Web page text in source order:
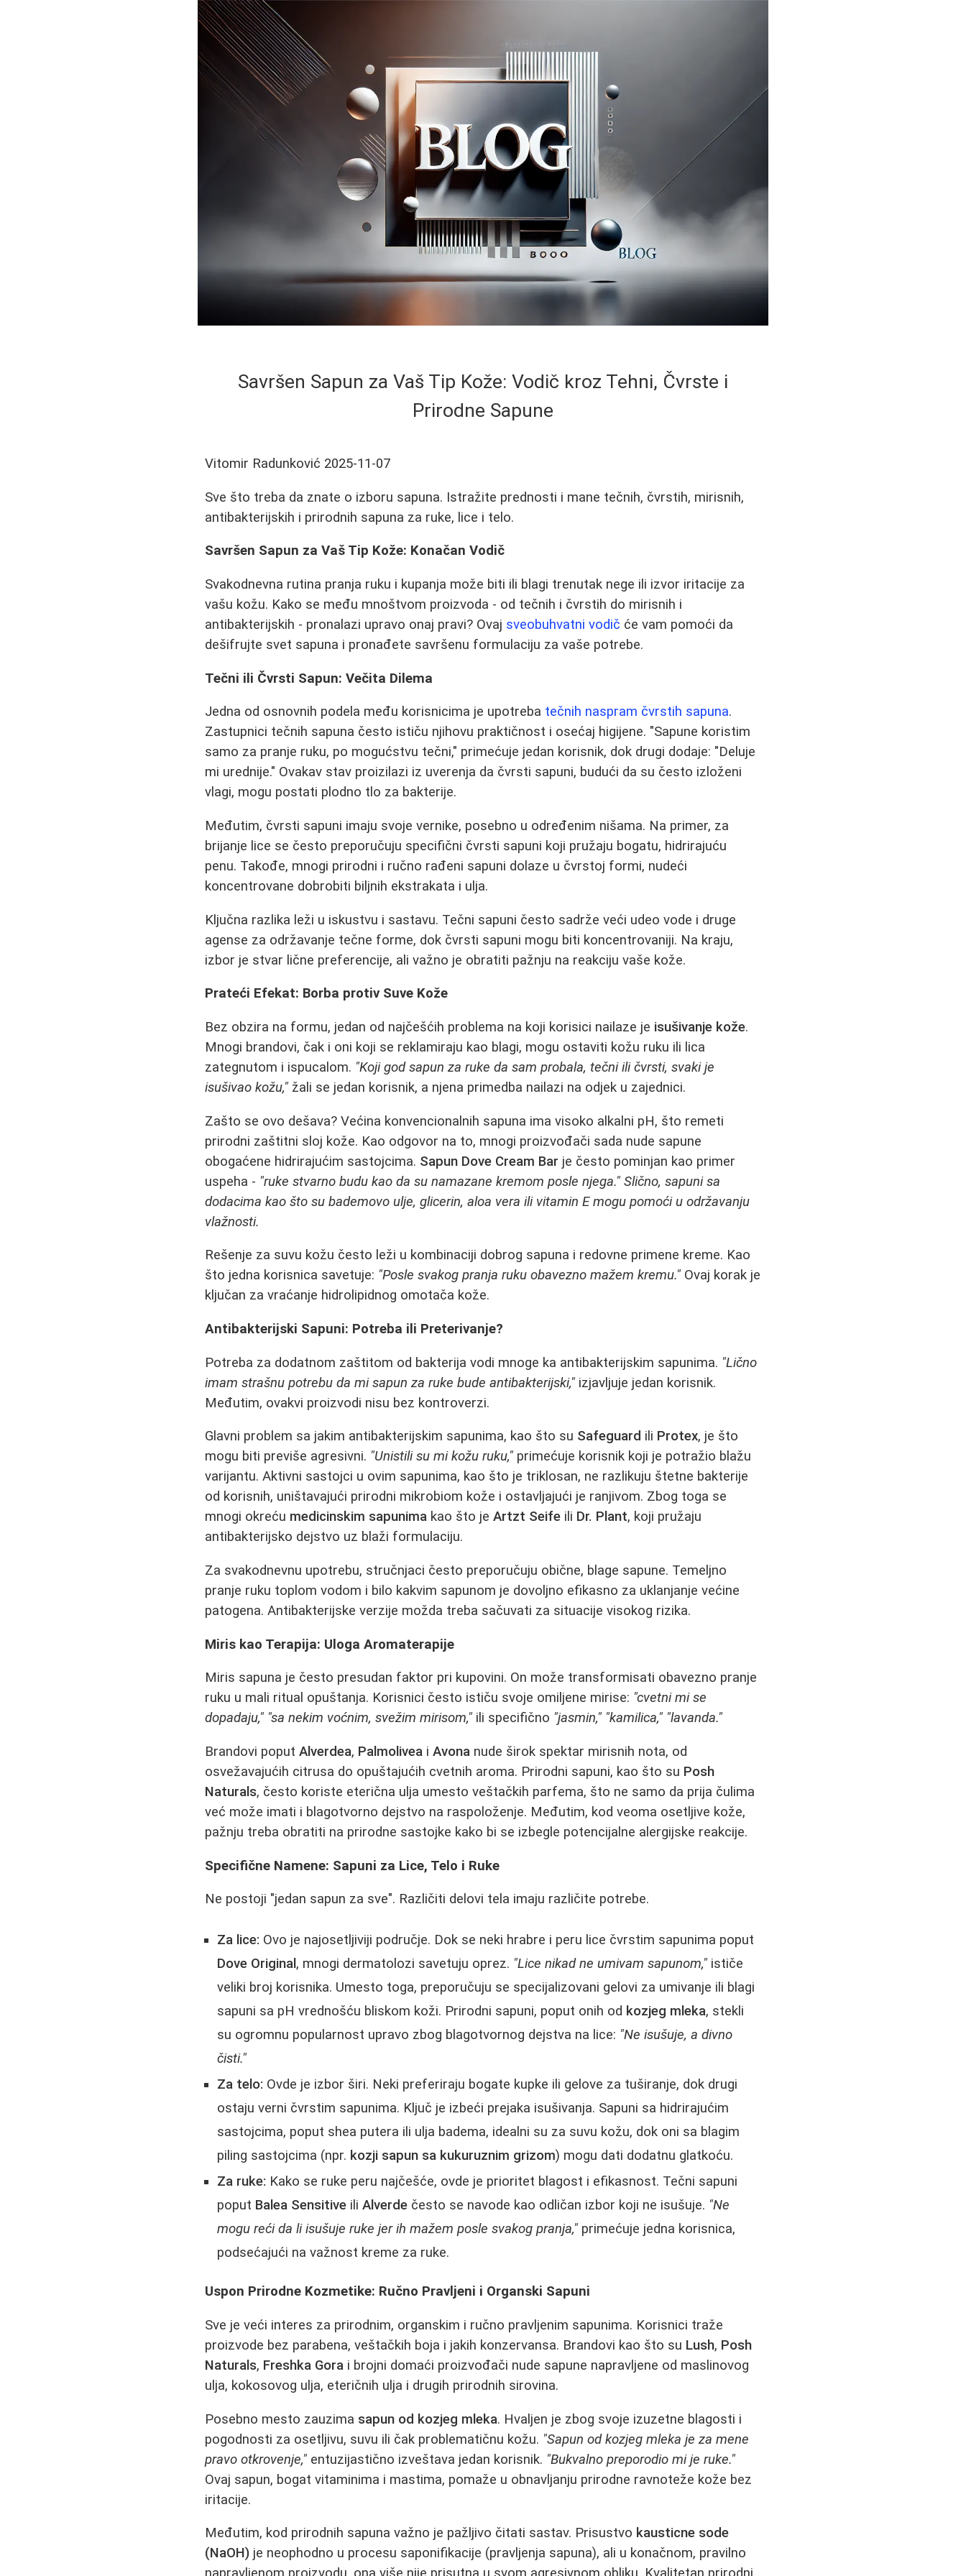
Savršen Sapun za Vaš Tip Kože: Vodič kroz Tehni, Čvrste i
Prirodne Sapune
Vitomir Radunković 2025-11-07
Sve što treba da znate o izboru sapuna. Istražite prednosti i mane tečnih, čvrstih, mirisnih,
antibakterijskih i prirodnih sapuna za ruke, lice i telo.
Savršen Sapun za Vaš Tip Kože: Konačan Vodič
Svakodnevna rutina pranja ruku i kupanja može biti ili blagi trenutak nege ili izvor iritacije za
vašu kožu. Kako se među mnoštvom proizvoda - od tečnih i čvrstih do mirisnih i
antibakterijskih - pronalazi upravo onaj pravi? Ovaj sveobuhvatni vodič će vam pomoći da
dešifrujte svet sapuna i pronađete savršenu formulaciju za vaše potrebe.
Tečni ili Čvrsti Sapun: Večita Dilema
Jedna od osnovnih podela među korisnicima je upotreba tečnih naspram čvrstih sapuna.
Zastupnici tečnih sapuna često ističu njihovu praktičnost i osećaj higijene. "Sapune koristim
samo za pranje ruku, po mogućstvu tečni," primećuje jedan korisnik, dok drugi dodaje: "Deluje
mi urednije." Ovakav stav proizilazi iz uverenja da čvrsti sapuni, budući da su često izloženi
vlagi, mogu postati plodno tlo za bakterije.
Međutim, čvrsti sapuni imaju svoje vernike, posebno u određenim nišama. Na primer, za
brijanje lice se često preporučuju specifični čvrsti sapuni koji pružaju bogatu, hidrirajuću
penu. Takođe, mnogi prirodni i ručno rađeni sapuni dolaze u čvrstoj formi, nudeći
koncentrovane dobrobiti biljnih ekstrakata i ulja.
Ključna razlika leži u iskustvu i sastavu. Tečni sapuni često sadrže veći udeo vode i druge
agense za održavanje tečne forme, dok čvrsti sapuni mogu biti koncentrovaniji. Na kraju,
izbor je stvar lične preferencije, ali važno je obratiti pažnju na reakciju vaše kože.
Prateći Efekat: Borba protiv Suve Kože
Bez obzira na formu, jedan od najčešćih problema na koji korisici nailaze je isušivanje kože.
Mnogi brandovi, čak i oni koji se reklamiraju kao blagi, mogu ostaviti kožu ruku ili lica
zategnutom i ispucalom. "Koji god sapun za ruke da sam probala, tečni ili čvrsti, svaki je
isušivao kožu," žali se jedan korisnik, a njena primedba nailazi na odjek u zajednici.
Zašto se ovo dešava? Većina konvencionalnih sapuna ima visoko alkalni pH, što remeti
prirodni zaštitni sloj kože. Kao odgovor na to, mnogi proizvođači sada nude sapune
obogaćene hidrirajućim sastojcima. Sapun Dove Cream Bar je često pominjan kao primer
uspeha - "ruke stvarno budu kao da su namazane kremom posle njega." Slično, sapuni sa
dodacima kao što su bademovo ulje, glicerin, aloa vera ili vitamin E mogu pomoći u održavanju
vlažnosti.
Rešenje za suvu kožu često leži u kombinaciji dobrog sapuna i redovne primene kreme. Kao
što jedna korisnica savetuje: "Posle svakog pranja ruku obavezno mažem kremu." Ovaj korak je
ključan za vraćanje hidrolipidnog omotača kože.
Antibakterijski Sapuni: Potreba ili Preterivanje?
Potreba za dodatnom zaštitom od bakterija vodi mnoge ka antibakterijskim sapunima. "Lično
imam strašnu potrebu da mi sapun za ruke bude antibakterijski," izjavljuje jedan korisnik.
Međutim, ovakvi proizvodi nisu bez kontroverzi.
Glavni problem sa jakim antibakterijskim sapunima, kao što su Safeguard ili Protex, je što
mogu biti previše agresivni. "Unistili su mi kožu ruku," primećuje korisnik koji je potražio blažu
varijantu. Aktivni sastojci u ovim sapunima, kao što je triklosan, ne razlikuju štetne bakterije
od korisnih, uništavajući prirodni mikrobiom kože i ostavljajući je ranjivom. Zbog toga se
mnogi okreću medicinskim sapunima kao što jeArtzt Seife ili Dr. Plant, koji pružaju
antibakterijsko dejstvo uz blaži formulaciju.
Za svakodnevnu upotrebu, stručnjaci često preporučuju obične, blage sapune. Temeljno
pranje ruku toplom vodom i bilo kakvim sapunom je dovoljno efikasno za uklanjanje većine
patogena. Antibakterijske verzije možda treba sačuvati za situacije visokog rizika.
Miris kao Terapija: Uloga Aromaterapije
Miris sapuna je često presudan faktor pri kupovini. On može transformisati obavezno pranje
ruku u mali ritual opuštanja. Korisnici često ističu svoje omiljene mirise: "cvetni mi se
dopadaju," "sa nekim voćnim, svežim mirisom," ili specifično "jasmin," "kamilica," "lavanda."
Brandovi poputAlverdea, Palmolivea iAvona nude širok spektar mirisnih nota, od
osvežavajućih citrusa do opuštajućih cvetnih aroma. Prirodni sapuni, kao što su Posh
Naturals, često koriste eterična ulja umesto veštačkih parfema, što ne samo da prija čulima
već može imati i blagotvorno dejstvo na raspoloženje. Međutim, kod veoma osetljive kože,
pažnju treba obratiti na prirodne sastojke kako bi se izbegle potencijalne alergijske reakcije.
Specifične Namene: Sapuni za Lice, Telo i Ruke
Ne postoji "jedan sapun za sve". Različiti delovi tela imaju različite potrebe.
Za lice: Ovo je najosetljiviji područje. Dok se neki hrabre i peru lice čvrstim sapunima poput
Dove Original , mnogi dermatolozi savetuju oprez. "Lice nikad ne umivam sapunom," ističe
veliki broj korisnika. Umesto toga, preporučuju se specijalizovani gelovi za umivanje ili blagi
sapuni sa pH vrednošću bliskom koži. Prirodni sapuni, poput onih od kozjeg mleka, stekli
su ogromnu popularnost upravo zbog blagotvornog dejstva na lice: "Ne isušuje, a divno
čisti."
Za telo: Ovde je izbor širi. Neki preferiraju bogate kupke ili gelove za tuširanje, dok drugi
ostaju verni čvrstim sapunima. Ključ je izbeći prejaka isušivanja. Sapuni sa hidrirajućim
sastojcima, poput shea putera ili ulja badema, idealni su za suvu kožu, dok oni sa blagim
piling sastojcima (npr. kozji sapun sa kukuruznim grizom) mogu dati dodatnu glatkoću.
Za ruke: Kako se ruke peru najčešće, ovde je prioritet blagost i efikasnost. Tečni sapuni
poput Balea Sensitive iliAlverde često se navode kao odličan izbor koji ne isušuje. "Ne
mogu reći da li isušuje ruke jer ih mažem posle svakog pranja," primećuje jedna korisnica,
podsećajući na važnost kreme za ruke.
Uspon Prirodne Kozmetike: Ručno Pravljeni i Organski Sapuni
Sve je veći interes za prirodnim, organskim i ručno pravljenim sapunima. Korisnici traže
proizvode bez parabena, veštačkih boja i jakih konzervansa. Brandovi kao što su Lush, Posh
Naturals, Freshka Gora i brojni domaći proizvođači nude sapune napravljene od maslinovog
ulja, kokosovog ulja, eteričnih ulja i drugih prirodnih sirovina.
Posebno mesto zauzima sapun od kozjeg mleka. Hvaljen je zbog svoje izuzetne blagosti i
pogodnosti za osetljivu, suvu ili čak problematičnu kožu. "Sapun od kozjeg mleka je za mene
pravo otkrovenje," entuzijastično izveštava jedan korisnik. "Bukvalno preporodio mi je ruke."
Ovaj sapun, bogat vitaminima i mastima, pomaže u obnavljanju prirodne ravnoteže kože bez
iritacije.
Međutim, kod prirodnih sapuna važno je pažljivo čitati sastav. Prisustvo kausticne sode
(NaOH) je neophodno u procesu saponifikacije (pravljenja sapuna), ali u konačnom, pravilno